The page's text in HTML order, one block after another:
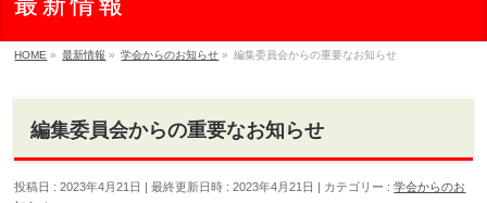
HOME » 最新情報 » 学会からのお知らせ » 編集委員会からの重要なお知らせ
編集委員会からの重要なお知らせ
投稿日 : 2023年4月21日 最終更新日時 : 2023年4月21日 カテゴリー :学会からのお